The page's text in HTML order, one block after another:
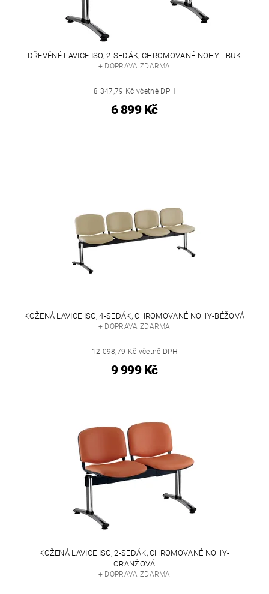
DŘEVĚNÉ LAVICE ISO, 2-SEDÁK, CHROMOVANÉ NOHY - BUK
+ DOPRAVA ZDARMA
8 347,79 Kč včetně DPH
6 899 Kč
KOŽENÁ LAVICE ISO, 4-SEDÁK, CHROMOVANÉ NOHY-BÉŽOVÁ
+ DOPRAVA ZDARMA
12 098,79 Kč včetně DPH
9 999 Kč
KOŽENÁ LAVICE ISO, 2-SEDÁK, CHROMOVANÉ NOHY-
ORANŽOVÁ
+ DOPRAVA ZDARMA